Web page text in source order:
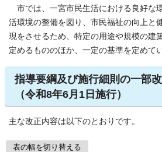
市では、一宮市民生活における良好な
活環境の整備を図り、市民福祉の向上と
現をさせるため、特定の用途や規模の建
定めるもののほか、一定の基準を定めて
指導要綱及び施行細則の一部
（令和8年6月1日施行）
主な改正内容は以下のとおりです。
表の幅を切り替える